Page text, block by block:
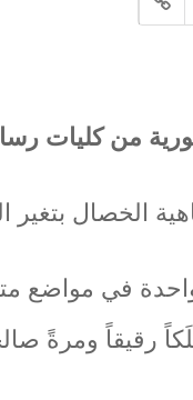
من كليات
الخصال بتغير
في مواضع
رقيقاً ومرةً